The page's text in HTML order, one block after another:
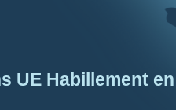
UE Habillement